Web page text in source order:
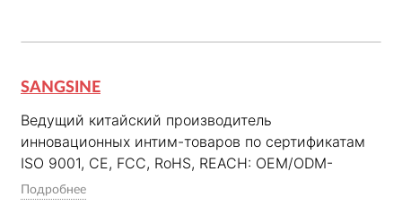
SANGSINE
Ведущий китайский производитель
инновационных интим-товаров по сертификатам
ISO 9001, CE, FCC, RoHS, REACH: OEM/ODM-
услуги, 28 патентов в США и Европе.
Подробнее